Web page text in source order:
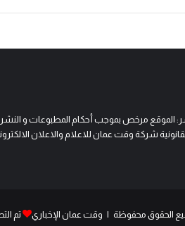
الموقع مرخص بموجب أحكام المطبوعات و النشر و
شركة وقت عمان للاعلام والاعلان الالكتروني
تم